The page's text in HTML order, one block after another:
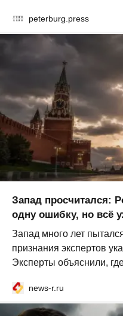
peterburg.press
Запад просчитался:
одну ошибку, но всё
Запад много лет
признания экспертов
Эксперты объяснили,
news-r.ru